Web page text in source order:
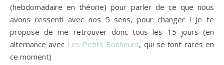
(hebdomadaire en théorie) pour parler de ce que nous
avons ressenti avec nos 5 sens, pour changer ! Je te
propose de me retrouver donc tous les 15 jours (en
alternance avec Les Petits Bonheurs, qui se font rares en
ce moment)